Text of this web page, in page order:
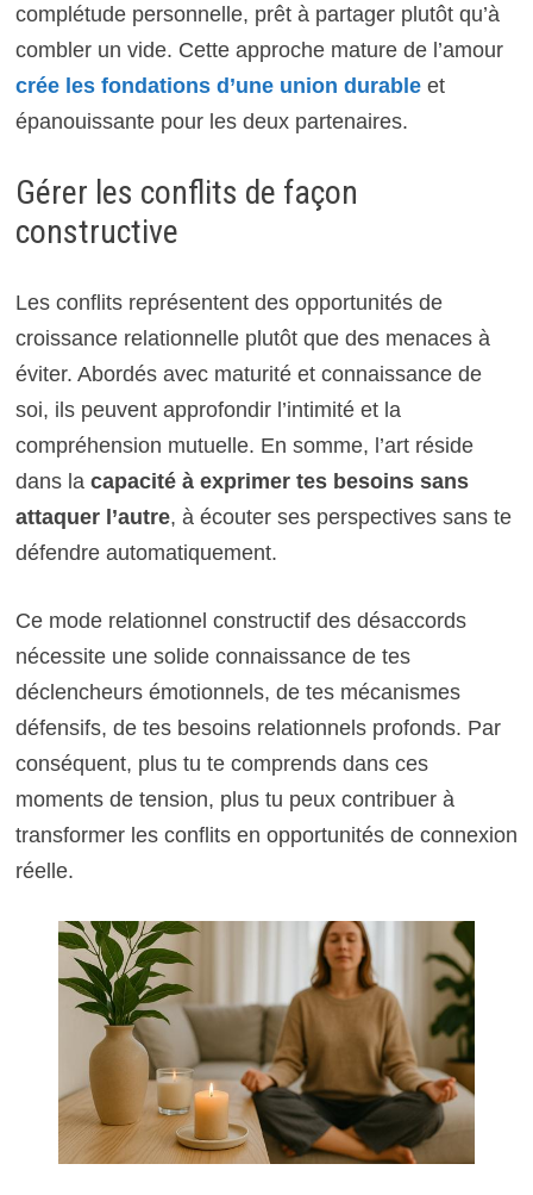
complétude personnelle, prêt à partager plutôt qu’à
combler un vide. Cette approche mature de l’amour
crée les fondations d’une union durableet
épanouissante pour les deux partenaires.
Gérer les conflits de façon
constructive
Les conflits représentent des opportunités de
croissance relationnelle plutôt que des menaces à
éviter. Abordés avec maturité et connaissance de
soi, ils peuvent approfondir l’intimité et la
compréhension mutuelle. En somme, l’art réside
dans la capacité à exprimer tes besoins sans
attaquer l’autre, à écouter ses perspectives sans te
défendre automatiquement.
Ce mode relationnel constructif des désaccords
nécessite une solide connaissance de tes
déclencheurs émotionnels, de tes mécanismes
défensifs, de tes besoins relationnels profonds. Par
conséquent, plus tu te comprends dans ces
moments de tension, plus tu peux contribuer à
transformer les conflits en opportunités de connexion
réelle.